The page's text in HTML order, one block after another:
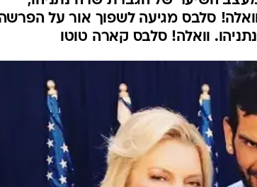
סלבס מגיעה לשפוך אור על
וואלה! סלבס קארה טוטו